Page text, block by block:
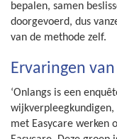
bepalen, samen
doorgevoerd, dus
van de methode zelf.
Ervaringen
‘Onlangs is een
met Easycare werken